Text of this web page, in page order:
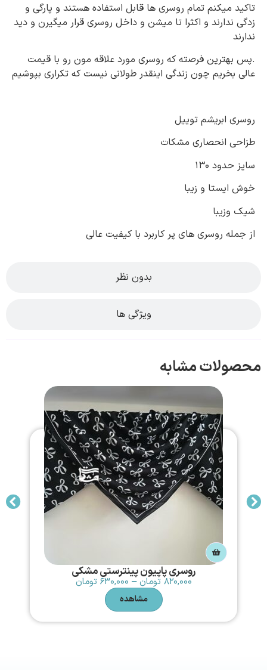
بدون نظر
ویژگی ها
تاکید میکنم تمام روسری ها قابل استفاده هستند و پارگی و
زدگی ندارند و اکثرا تا میشن و داخل روسری قرار میگیرن و دید
ندارند
.پس بهترین فرصته که روسری مورد علاقه مون رو با قیمت
عالی بخریم چون زندگی اینقدر طولانی نیست که تکراری بپوشیم
روسری ابریشم توییل
طزاحی انحصاری مشکات
سایز حدود 130
خوش ایستا و زیبا
شیک وزیبا
از جمله روسری های پر کاربرد با کیفیت عالی
محصولات مشابه
روسری پاپیون پینترستی مشکی
۸۲۰,۰۰۰ تومان – ۶۳۰,۰۰۰ تومان
مشاهده